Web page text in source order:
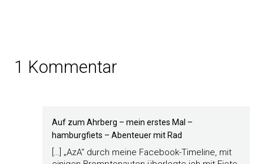
1 Kommentar
Auf zum Ahrberg – mein erstes Mal –
hamburgfiets – Abenteuer mit Rad
[…] „AzA“ durch meine Facebook-Timeline, mit